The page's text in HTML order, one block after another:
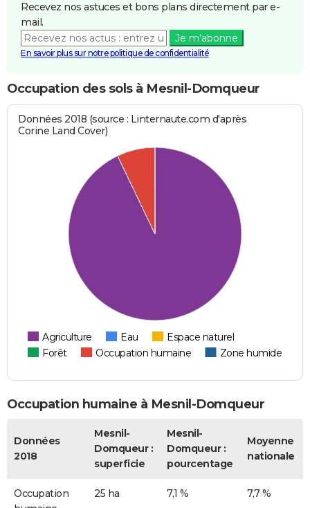
Recevez nos astuces et bons plans directement par e-
mail.
Je m'abonne
En savoir plus sur notre politique de confidentialité
Occupation des sols à Mesnil-Domqueur
Données 2018 (source : Linternaute.com d'après
Corine Land Cover)
Agriculture Eau
Espace naturel
Forêt
Occupation humaine Zone humide
Occupation humaine à Mesnil-Domqueur
Données
2018
Mesnil-
Domqueur :
superficie
Mesnil-
Domqueur :
pourcentage
Moyenne
nationale
Occupation
25 ha 7,1 % 7,7 %